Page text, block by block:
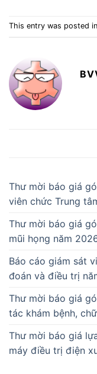
Thư mời báo giá
viên chức Trung
Thư mời báo giá
mũi họng năm
Báo cáo giám sát
đoán và điều trị
Thư mời báo giá
tác khám bệnh,
Thư mời báo giá
máy điều trị điện
This entry was posted